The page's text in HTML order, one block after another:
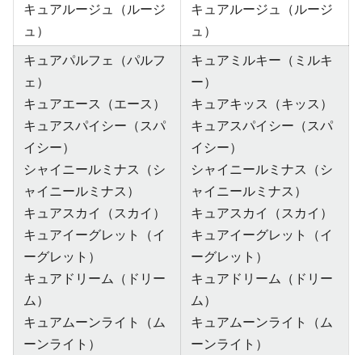
キュアルージュ（ルージ
ュ）
キュアルージュ（ルージ
ュ）
キュアパルフェ（パルフ
ェ）
キュアエース（エース）
キュアスパイシー（スパ
イシー）
シャイニールミナス（シ
ャイニールミナス）
キュアスカイ（スカイ）
キュアイーグレット（イ
ーグレット）
キュアドリーム（ドリー
ム）
キュアムーンライト（ム
ーンライト）
キュアミルキー（ミルキ
ー）
キュアキッス（キッス）
キュアスパイシー（スパ
イシー）
シャイニールミナス（シ
ャイニールミナス）
キュアスカイ（スカイ）
キュアイーグレット（イ
ーグレット）
キュアドリーム（ドリー
ム）
キュアムーンライト（ム
ーンライト）